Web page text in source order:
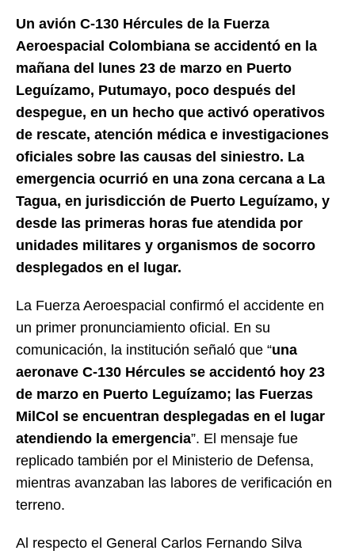
Un avión C-130 Hércules de la Fuerza
Aeroespacial Colombiana se accidentó en la
mañana del lunes 23 de marzo en Puerto
Leguízamo, Putumayo, poco después del
despegue, en un hecho que activó operativos
de rescate, atención médica e investigaciones
oficiales sobre las causas del siniestro. La
emergencia ocurrió en una zona cercana a La
Tagua, en jurisdicción de Puerto Leguízamo, y
desde las primeras horas fue atendida por
unidades militares y organismos de socorro
desplegados en el lugar.
La Fuerza Aeroespacial confirmó el accidente en
un primer pronunciamiento oficial. En su
comunicación, la institución señaló que “una
aeronave C-130 Hércules se accidentó hoy 23
de marzo en Puerto Leguízamo; las Fuerzas
MilCol se encuentran desplegadas en el lugar
atendiendo la emergencia”. El mensaje fue
replicado también por el Ministerio de Defensa,
mientras avanzaban las labores de verificación en
terreno.
Al respecto el General Carlos Fernando Silva